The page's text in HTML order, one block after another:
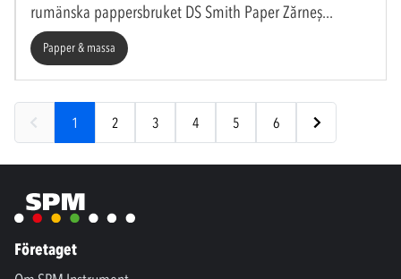
rumänska pappersbruket DS Smith Paper Zărneș
Papper & massa
1 2 3 4 5 6
Företaget